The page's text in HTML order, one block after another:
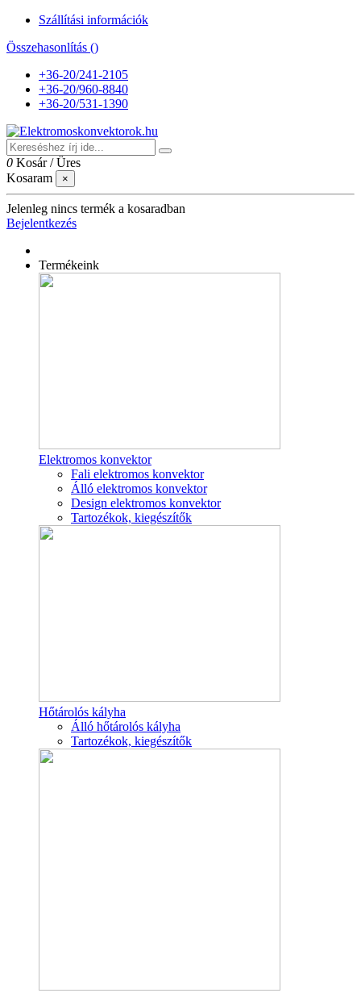
Szállítási információk
Összehasonlítás ()
+36-20/241-2105
+36-20/960-8840
+36-20/531-1390
0 Kosár /Üres
Kosaram
×
Jelenleg nincs termék a kosaradban
Bejelentkezés
Termékeink
Elektromos konvektor
Fali elektromos konvektor
Álló elektromos konvektor
Design elektromos konvektor
Tartozékok, kiegészítők
Hőtárolós kályha
Álló hőtárolós kályha
Tartozékok, kiegészítők